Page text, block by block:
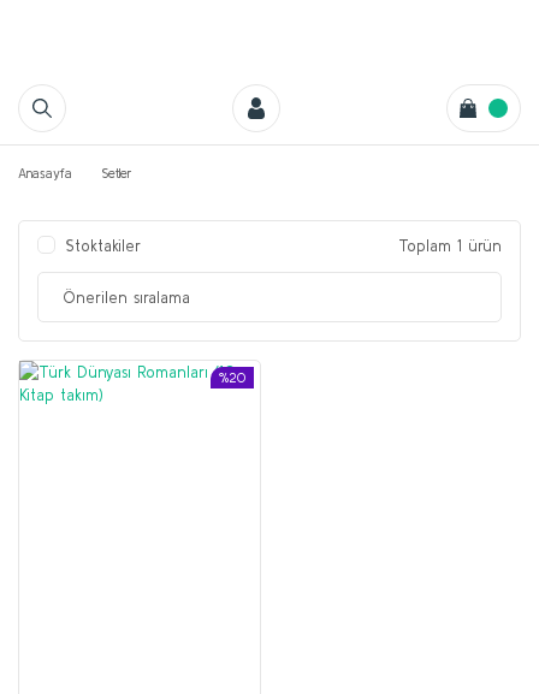
Anasayfa Setler
Stoktakiler Toplam 1 ürün
%20